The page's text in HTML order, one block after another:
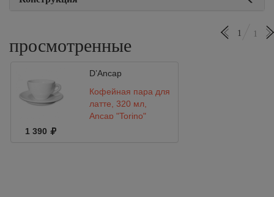
просмотренные
1 1
D’Ancap
Кофейная пара для
латте, 320 мл,
Ancap "Torino"
1 390